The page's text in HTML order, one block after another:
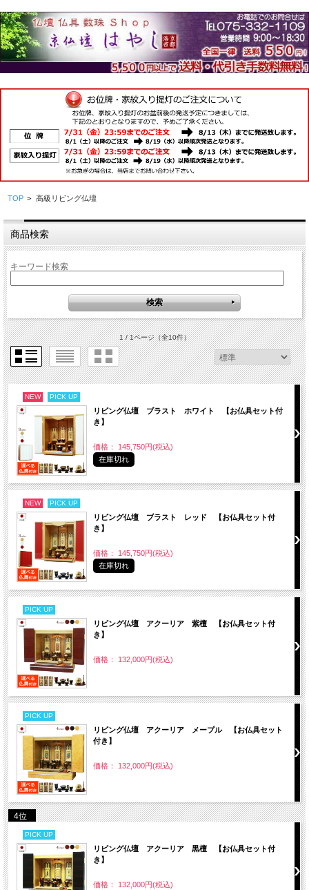
TOP > 高級リビング仏壇
商品検索
キーワード検索
1 / 1ページ（全10件）
NEW PICK UP
リビング仏壇 ブラスト ホワイト 【お仏具セット付
き】
価格： 145,750円(税込)
在庫切れ
NEW PICK UP
リビング仏壇 ブラスト レッド 【お仏具セット付
き】
価格： 145,750円(税込)
在庫切れ
PICK UP
リビング仏壇 アクーリア 紫檀 【お仏具セット付
き】
価格： 132,000円(税込)
PICK UP
リビング仏壇 アクーリア メープル 【お仏具セット
付き】
価格： 132,000円(税込)
4位
PICK UP
リビング仏壇 アクーリア 黒檀 【お仏具セット付
き】
価格： 132,000円(税込)